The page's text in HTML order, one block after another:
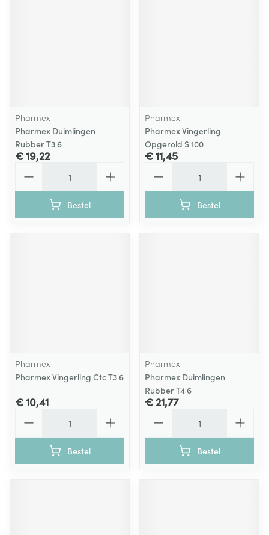
Pharmex
Pharmex Duimlingen
Rubber T3 6
€ 19,22
Bestel
Pharmex
Pharmex Vingerling
Opgerold S 100
€ 11,45
Bestel
Pharmex
Pharmex Vingerling Ctc T3 6
€ 10,41
Bestel
Pharmex
Pharmex Duimlingen
Rubber T4 6
€ 21,77
Bestel